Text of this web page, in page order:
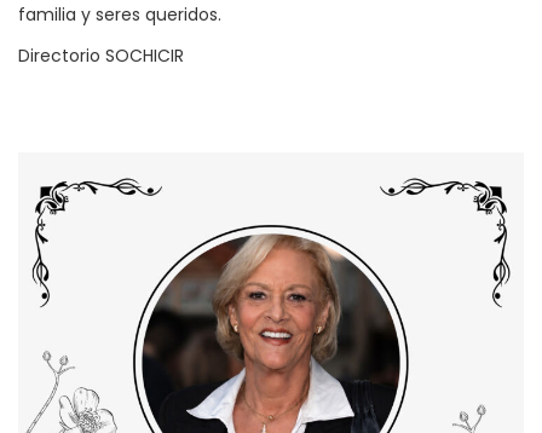
familia y seres queridos.
Directorio SOCHICIR